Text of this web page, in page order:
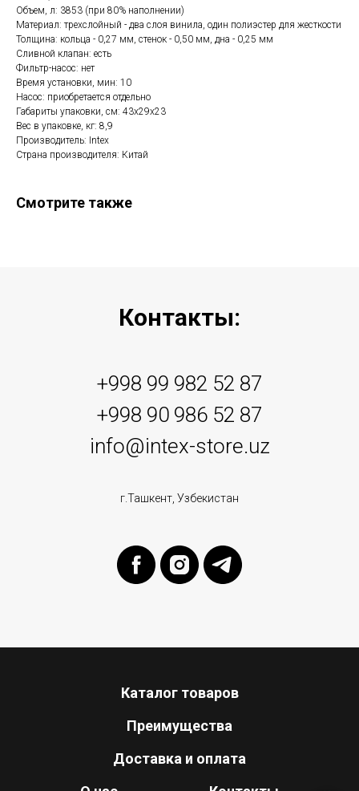
Объем, л: 3853 (при 80% наполнении)
Материал: трехслойный - два слоя винила, один полиэстер для жесткости
Толщина: кольца - 0,27 мм, стенок - 0,50 мм, дна - 0,25 мм
Сливной клапан: есть
Фильтр-насос: нет
Время установки, мин: 10
Насос: приобретается отдельно
Габариты упаковки, см: 43х29х23
Вес в упаковке, кг: 8,9
Производитель: Intex
Страна производителя: Китай
Смотрите также
Контакты:
+998 99 982 52 87
+998 90 986 52 87
info@intex-store.uz
г.Ташкент, Узбекистан
Каталог товаров
Преимущества
Доставка и оплата